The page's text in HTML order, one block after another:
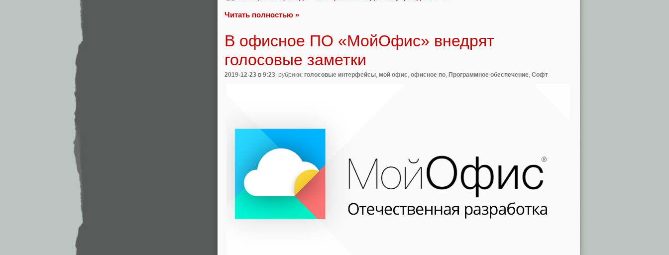
Читать полностью »
В офисное ПО «МойОфис» внедрят
голосовые заметки
2019-12-23 в 9:23, рубрики: голосовые интерфейсы, мой офис, офисное по, Программное обеспечение, Софт